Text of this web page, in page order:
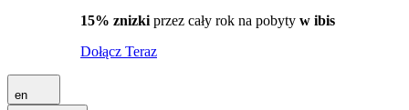
15% znizki przez cały rok na pobyty w ibis
Dołącz Teraz
en